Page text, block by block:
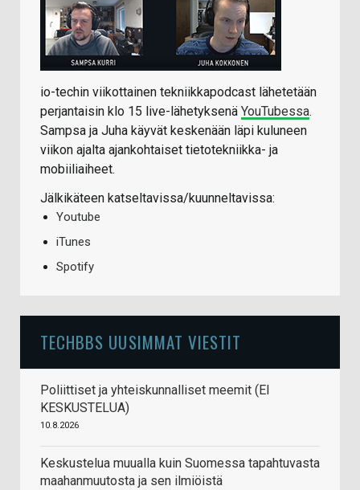
io-techin viikottainen tekniikkapodcast lähetetään
perjantaisin klo 15 live-lähetyksenä YouTubessa.
Sampsa ja Juha käyvät keskenään läpi kuluneen
viikon ajalta ajankohtaiset tietotekniikka- ja
mobiiliaiheet.
Jälkikäteen katseltavissa/kuunneltavissa:
Youtube
iTunes
Spotify
TECHBBS UUSIMMAT VIESTIT
Poliittiset ja yhteiskunnalliset meemit (EI
KESKUSTELUA)
10.8.2026
Keskustelua muualla kuin Suomessa tapahtuvasta
maahanmuutosta ja sen ilmiöistä